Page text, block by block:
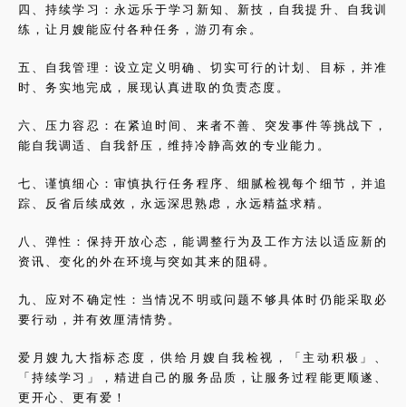
四、持续学习：永远乐于学习新知、新技，自我提升、自我训
练，让月嫂能应付各种任务，游刃有余。
五、自我管理：设立定义明确、切实可行的计划、目标，并准
时、务实地完成，展现认真进取的负责态度。
六、压力容忍：在紧迫时间、来者不善、突发事件等挑战下，
能自我调适、自我舒压，维持冷静高效的专业能力。
七、谨慎细心：审慎执行任务程序、细腻检视每个细节，并追
踪、反省后续成效，永远深思熟虑，永远精益求精。
八、弹性：保持开放心态，能调整行为及工作方法以适应新的
资讯、变化的外在环境与突如其来的阻碍。
九、应对不确定性：当情况不明或问题不够具体时仍能采取必
要行动，并有效厘清情势。
爱月嫂九大指标态度，供给月嫂自我检视，「主动积极」、
「持续学习」，精进自己的服务品质，让服务过程能更顺遂、
更开心、更有爱！